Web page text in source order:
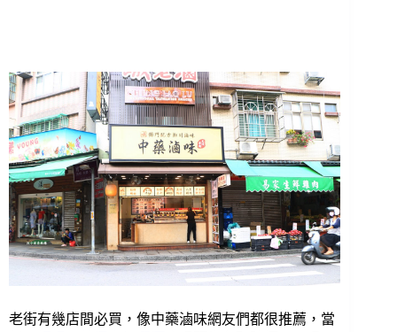
老街有幾店間必買，像中藥滷味網友們都很推薦，當